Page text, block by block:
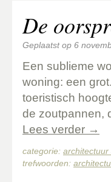
De
Geplaatst op 6
Een sublieme
woning: een
toeristisch
de zoutpannen,
Lees verder →
categorie: architectuur
trefwoorden: